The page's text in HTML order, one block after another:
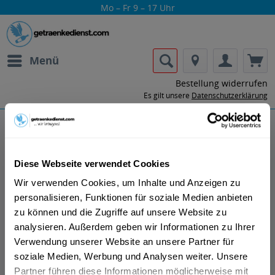
Diese Webseite verwendet Cookies
Wir verwenden Cookies, um Inhalte und Anzeigen zu
personalisieren, Funktionen für soziale Medien anbieten
zu können und die Zugriffe auf unsere Website zu
analysieren. Außerdem geben wir Informationen zu Ihrer
Verwendung unserer Website an unsere Partner für
soziale Medien, Werbung und Analysen weiter. Unsere
Partner führen diese Informationen möglicherweise mit
Mo – Fr 9 – 17 Uhr
Menü
Bestellung widerrufen
Es gilt unsere Datenschutzerklärung
Lass dir die Getränke von Malfy nach
Hause oder ins Büro liefern.